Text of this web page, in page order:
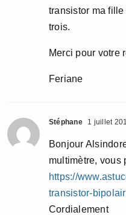
transistor ma fille
trois.
Merci pour votre
Feriane
Stéphane 1 juillet
Bonjour
multimètre, vous
https://
transistor-
Cordialement